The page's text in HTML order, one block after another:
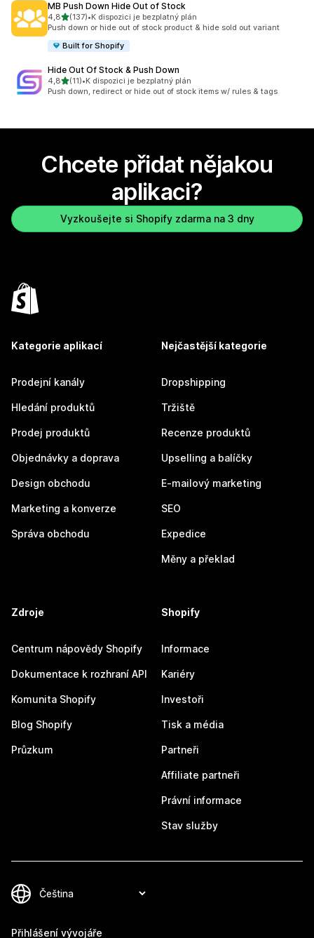
MB Push Down Hide Out of Stock
4,8z 5 hvězd
(137)
Celkový počet recenzí: 137
•K dispozici je bezplatný plán
Push down or hide out of stock product & hide sold out variant
Built for Shopify
Hide Out Of Stock & Push Down
4,8z 5 hvězd
(11)
Celkový počet recenzí: 11
•K dispozici je bezplatný plán
Push down, redirect or hide out of stock items w/ rules & tags
Chcete přidat nějakou
aplikaci?
Vyzkoušejte si Shopify zdarma na 3 dny
Kategorie aplikací
Prodejní kanály
Hledání produktů
Prodej produktů
Objednávky a doprava
Design obchodu
Marketing a konverze
Správa obchodu
Nejčastější kategorie
Dropshipping
Tržiště
Recenze produktů
Upselling a balíčky
E-mailový marketing
SEO
Expedice
Měny a překlad
Zdroje
Centrum nápovědy Shopify
Dokumentace k rozhraní API
Komunita Shopify
Blog Shopify
Průzkum
Shopify
Informace
Kariéry
Investoři
Tisk a média
Partneři
Affiliate partneři
Právní informace
Stav služby
Přihlášení vývojáře